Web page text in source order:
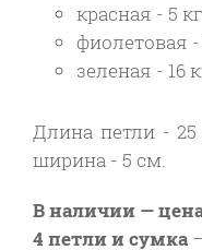
красная - 5
фиолетовая -
зеленая - 16
Длина петли -
ширина - 5 см.
В наличии —
4 петли и сумка